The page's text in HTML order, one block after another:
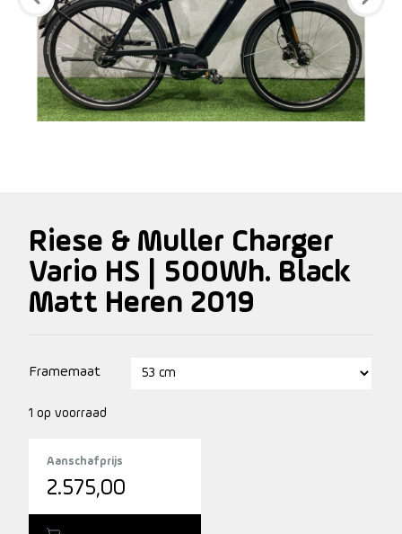
Riese & Muller Charger
Vario HS | 500Wh. Black
Matt Heren 2019
Framemaat
1 op voorraad
Aanschafprijs
2.575,00